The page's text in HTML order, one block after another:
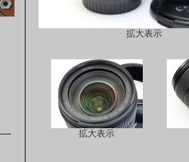
拡大表示
拡大表示